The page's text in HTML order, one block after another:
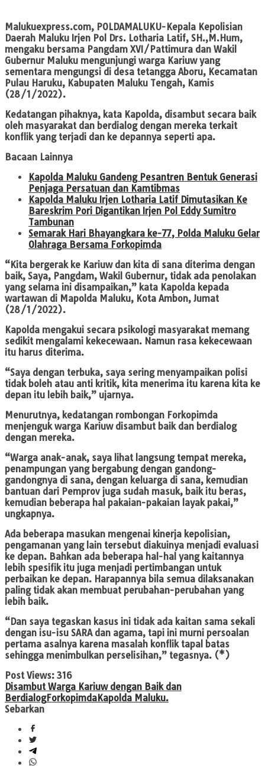
Malukuexpress.com, POLDAMALUKU-Kepala Kepolisian
Daerah Maluku Irjen Pol Drs. Lotharia Latif, SH.,M.Hum,
mengaku bersama Pangdam XVI/Pattimura dan Wakil
Gubernur Maluku mengunjungi warga Kariuw yang
sementara mengungsi di desa tetangga Aboru, Kecamatan
Pulau Haruku, Kabupaten Maluku Tengah, Kamis
(28/1/2022).
Kedatangan pihaknya, kata Kapolda, disambut secara baik
oleh masyarakat dan berdialog dengan mereka terkait
konflik yang terjadi dan ke depannya seperti apa.
Bacaan Lainnya
Kapolda Maluku Gandeng Pesantren Bentuk Generasi
Penjaga Persatuan dan Kamtibmas
Kapolda Maluku Irjen Lotharia Latif Dimutasikan Ke
Bareskrim Pori Digantikan Irjen Pol Eddy Sumitro
Tambunan
Semarak Hari Bhayangkara ke-77, Polda Maluku Gelar
Olahraga Bersama Forkopimda
“Kita bergerak ke Kariuw dan kita di sana diterima dengan
baik, Saya, Pangdam, Wakil Gubernur, tidak ada penolakan
yang selama ini disampaikan,” kata Kapolda kepada
wartawan di Mapolda Maluku, Kota Ambon, Jumat
(28/1/2022).
Kapolda mengakui secara psikologi masyarakat memang
sedikit mengalami kekecewaan. Namun rasa kekecewaan
itu harus diterima.
“Saya dengan terbuka, saya sering menyampaikan polisi
tidak boleh atau anti kritik, kita menerima itu karena kita ke
depan itu lebih baik,” ujarnya.
Menurutnya, kedatangan rombongan Forkopimda
menjenguk warga Kariuw disambut baik dan berdialog
dengan mereka.
“Warga anak-anak, saya lihat langsung tempat mereka,
penampungan yang bergabung dengan gandong-
gandongnya di sana, dengan keluarga di sana, kemudian
bantuan dari Pemprov juga sudah masuk, baik itu beras,
kemudian beberapa hal pakaian-pakaian layak pakai,”
ungkapnya.
Ada beberapa masukan mengenai kinerja kepolisian,
pengamanan yang lain tersebut diakuinya menjadi evaluasi
ke depan. Bahkan ada beberapa hal-hal yang kaitannya
lebih spesifik itu juga menjadi pertimbangan untuk
perbaikan ke depan. Harapannya bila semua dilaksanakan
paling tidak akan membuat perubahan-perubahan yang
lebih baik.
“Dan saya tegaskan kasus ini tidak ada kaitan sama sekali
dengan isu-isu SARA dan agama, tapi ini murni persoalan
pertama asalnya karena masalah konflik tapal batas
sehingga menimbulkan perselisihan,” tegasnya. (*)
Post Views: 316
Disambut Warga Kariuw dengan Baik dan
BerdialogForkopimdaKapolda Maluku.
Sebarkan